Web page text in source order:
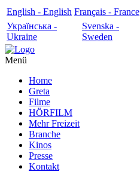
English - English Français - France
Українська -
Ukraine
Svenska -
Sweden
Menü
Home
Greta
Filme
HÖRFILM
Mehr Freizeit
Branche
Kinos
Presse
Kontakt